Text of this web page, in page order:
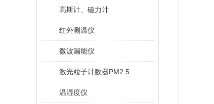
高斯计、磁力计
红外测温仪
微波漏能仪
激光粒子计数器PM2.5
温湿度仪